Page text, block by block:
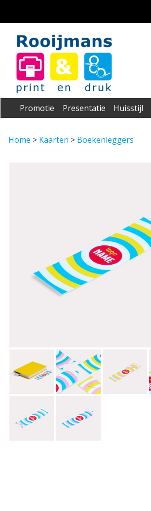
Promotie Presentatie Huisstijl
Home > Kaarten > Boekenleggers